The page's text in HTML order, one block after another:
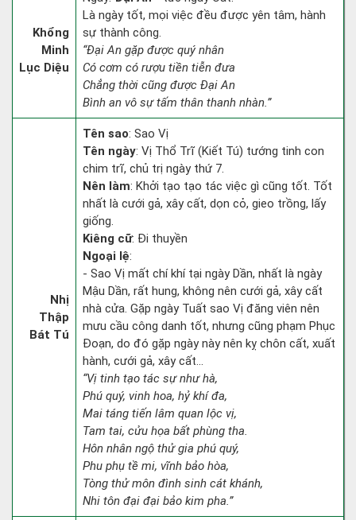
Khổng
Minh
Lục Diệu
Là ngày tốt, mọi việc đều được yên tâm, hành
sự thành công.
“Đại An gặp được quý nhân
Có cơm có rượu tiền tiễn đưa
Chẳng thời cũng được Đại An
Bình an vô sự tấm thân thanh nhàn.”
Nhị
Thập
Bát Tú
Tên sao: Sao Vị
Tên ngày: Vị Thổ Trĩ (Kiết Tú) tướng tinh con
chim trĩ, chủ trị ngày thứ 7.
Nên làm: Khởi tạo tạo tác việc gì cũng tốt. Tốt
nhất là cưới gả, xây cất, dọn cỏ, gieo trồng, lấy
giống.
Kiêng cữ: Đi thuyền
Ngoại lệ:
- Sao Vị mất chí khí tại ngày Dần, nhất là ngày
Mậu Dần, rất hung, không nên cưới gả, xây cất
nhà cửa. Gặp ngày Tuất sao Vị đăng viên nên
mưu cầu công danh tốt, nhưng cũng phạm Phục
Đoạn, do đó gặp ngày này nên kỵ chôn cất, xuất
hành, cưới gả, xây cất...
“Vị tinh tạo tác sự như hà,
Phú quý, vinh hoa, hỷ khí đa,
Mai táng tiến lâm quan lộc vị,
Tam tai, cửu họa bất phùng tha.
Hôn nhân ngộ thử gia phú quý,
Phu phụ tề mi, vĩnh bảo hòa,
Tòng thử môn đình sinh cát khánh,
Nhi tôn đại đại bảo kim pha.”